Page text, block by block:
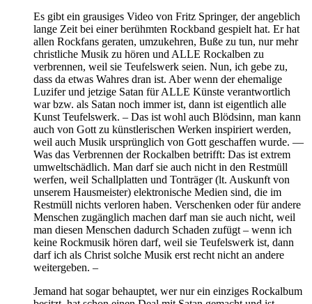
Es gibt ein grausiges Video von Fritz Springer, der angeblich
lange Zeit bei einer berühmten Rockband gespielt hat. Er hat
allen Rockfans geraten, umzukehren, Buße zu tun, nur mehr
christliche Musik zu hören und ALLE Rockalben zu
verbrennen, weil sie Teufelswerk seien. Nun, ich gebe zu,
dass da etwas Wahres dran ist. Aber wenn der ehemalige
Luzifer und jetzige Satan für ALLE Künste verantwortlich
war bzw. als Satan noch immer ist, dann ist eigentlich alle
Kunst Teufelswerk. – Das ist wohl auch Blödsinn, man kann
auch von Gott zu künstlerischen Werken inspiriert werden,
weil auch Musik ursprünglich von Gott geschaffen wurde. —
Was das Verbrennen der Rockalben betrifft: Das ist extrem
umweltschädlich. Man darf sie auch nicht in den Restmüll
werfen, weil Schallplatten und Tonträger (lt. Auskunft von
unserem Hausmeister) elektronische Medien sind, die im
Restmüll nichts verloren haben. Verschenken oder für andere
Menschen zugänglich machen darf man sie auch nicht, weil
man diesen Menschen dadurch Schaden zufügt – wenn ich
keine Rockmusik hören darf, weil sie Teufelswerk ist, dann
darf ich als Christ solche Musik erst recht nicht an andere
weitergeben. –
Jemand hat sogar behauptet, wer nur ein einziges Rockalbum